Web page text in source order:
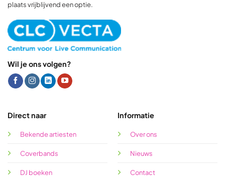
plaats vrijblijvend een optie.
Wil je ons volgen?
Direct naar
Bekende artiesten
Coverbands
DJ boeken
Informatie
Over ons
Nieuws
Contact